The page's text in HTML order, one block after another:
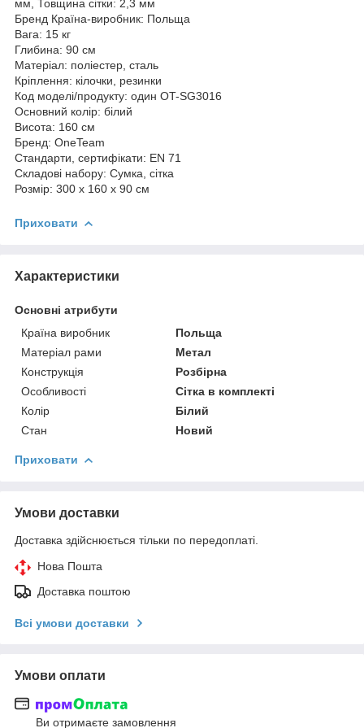
мм, Товщина сітки: 2,3 мм
Бренд Країна-виробник: Польща
Вага: 15 кг
Глибина: 90 см
Матеріал: поліестер, сталь
Кріплення: кілочки, резинки
Код моделі/продукту: один OT-SG3016
Основний колір: білий
Висота: 160 см
Бренд: OneTeam
Стандарти, сертифікати: EN 71
Складові набору: Сумка, сітка
Розмір: 300 х 160 х 90 см
Приховати
Характеристики
Основні атрибути
Країна виробник
Польща
Матеріал рами
Метал
Конструкція
Розбірна
Особливості
Сітка в комплекті
Колір
Білий
Стан
Новий
Приховати
Умови доставки
Доставка здійснюється тільки по передоплаті.
Нова Пошта
Доставка поштою
Всі умови доставки
Умови оплати
Ви отримаєте замовлення